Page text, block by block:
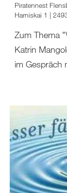
Piratennest
Harniskai 1 |
Zum Thema
Katrin
im Gespräch